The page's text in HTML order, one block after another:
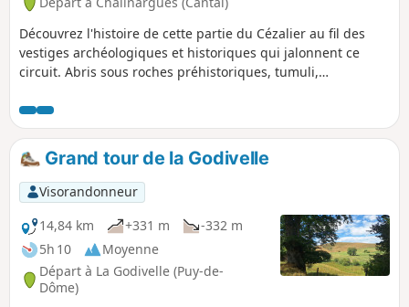
Découvrez l'histoire de cette partie du Cézalier au fil des
vestiges archéologiques et historiques qui jalonnent ce
circuit. Abris sous roches préhistoriques, tumuli,
églises du XIIème siècle, croix monumentale du XVème
siècle, four banal, lavoir et belles maisons anciennes.
Grand tour de la Godivelle
Visorandonneur
14,84 km
+331 m
-332 m
5h 10
Moyenne
Départ à La Godivelle (Puy-de-
Dôme)